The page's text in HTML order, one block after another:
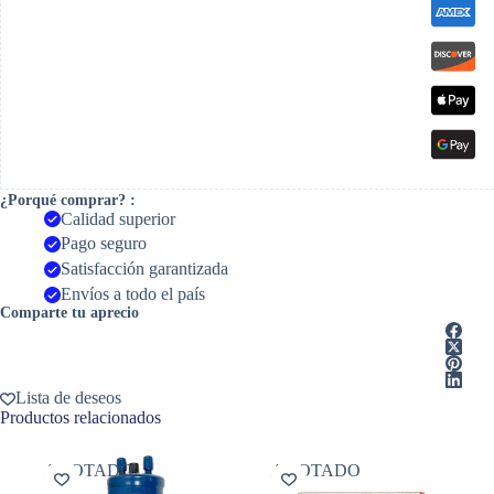
¿Porqué comprar? :
Calidad superior
Pago seguro
Satisfacción garantizada
Envíos a todo el país
Comparte tu aprecio
Lista de deseos
Productos relacionados
AGOTADO AGOTADO